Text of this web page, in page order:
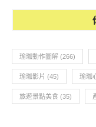
瑜珈動作圖解 (266)
瑜珈影片 (45) 瑜珈
旅遊景點美食 (35)